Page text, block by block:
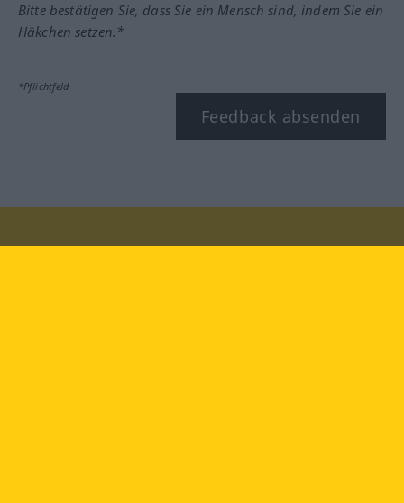
Bitte bestätigen Sie, dass Sie ein Mensch sind, indem Sie ein
Häkchen setzen.*
*Pflichtfeld
Feedback absenden